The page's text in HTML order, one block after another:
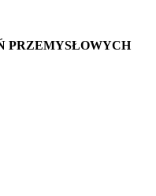
PRZEMYSŁOWYCH